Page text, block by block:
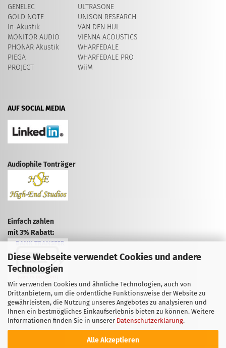
Diese Webseite verwendet Cookies und andere
Technologien
Wir verwenden Cookies und ähnliche Technologien, auch von
Drittanbietern, um die ordentliche Funktionsweise der Website zu
gewährleisten, die Nutzung unseres Angebotes zu analysieren und
Ihnen ein bestmögliches Einkaufserlebnis bieten zu können. Weitere
Informationen finden Sie in unserer Datenschutzerklärung.
Alle Akzeptieren
GENELEC
GOLD NOTE
In-Akustik
MONITOR AUDIO
PHONAR Akustik
PIEGA
PROJECT
ULTRASONE
UNISON RESEARCH
VAN DEN HUL
VIENNA ACOUSTICS
WHARFEDALE
WHARFEDALE PRO
WiiM
AUF SOCIAL MEDIA
Audiophile Tonträger
Einfach zahlen
mit 3% Rabatt:
VERTRAG WIDERRUFEN
WIDERRUFSRECHT